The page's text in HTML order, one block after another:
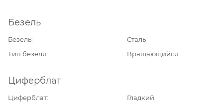
Безель
Безель
Сталь
Тип безеля
Вращающийся
Циферблат
Циферблат
Гладкий